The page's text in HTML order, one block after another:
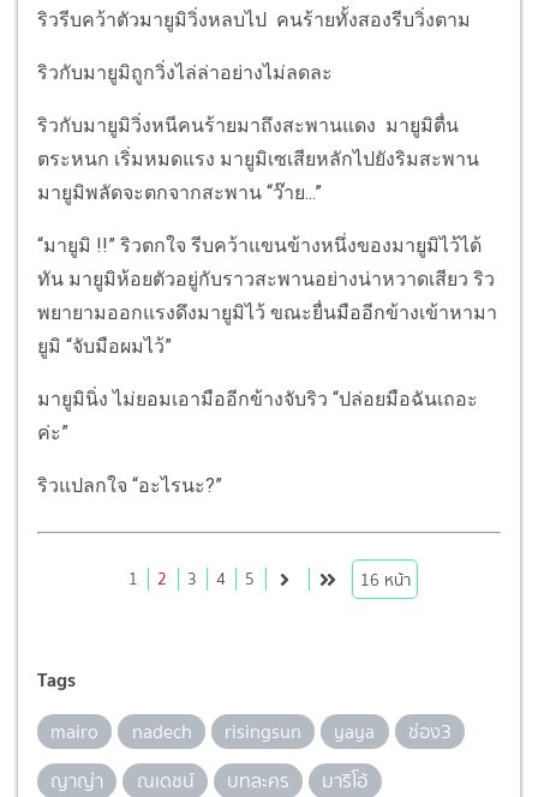
ริวรีบคว้าตัวมายูมิวิ่งหลบไป คนร้ายทั้งสองรีบวิ่งตาม
ริวกับมายูมิถูกวิ่งไล่ล่าอย่างไม่ลดละ
ริวกับมายูมิวิ่งหนีคนร้ายมาถึงสะพานแดง มายูมิตื่น
ตระหนก เริ่มหมดแรง มายูมิเซเสียหลักไปยังริมสะพาน
มายูมิพลัดจะตกจากสะพาน “ว๊าย...”
“มายูมิ !!” ริวตกใจ รีบคว้าแขนข้างหนึ่งของมายูมิไว้ได้
ทัน มายูมิห้อยตัวอยู่กับราวสะพานอย่างน่าหวาดเสียว ริว
พยายามออกแรงดึงมายูมิไว้ ขณะยื่นมืออีกข้างเข้าหามา
ยูมิ “จับมือผมไว้”
มายูมินิ่ง ไม่ยอมเอามืออีกข้างจับริว “ปล่อยมือฉันเถอะ
ค่ะ”
ริวแปลกใจ “อะไรนะ?”
1 2 3 4 5 16 หน้า
Tags
mairo nadech risingsun yaya
ช่อง3
ญาญ่า
ณเดชน์ บทละคร
มาริโอ้